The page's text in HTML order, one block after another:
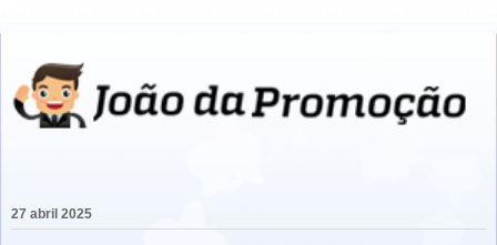
27 abril 2025